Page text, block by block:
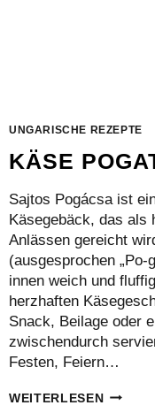
UNGARISCHE REZEPTE
KÄSE
Sajtos Pogácsa ist
Käsegebäck, das als
Anlässen gereicht
(ausgesprochen
innen weich und
herzhaften
Snack, Beilage oder
zwischendurch
Festen, Feiern…
WEITERLESENKÄSE